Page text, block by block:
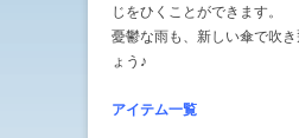
じをひくことができます。
憂鬱な雨も、新しい傘で吹
ょう♪
アイテム一覧